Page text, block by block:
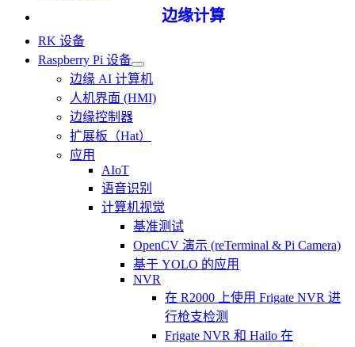
边缘计算
RK 设备
Raspberry Pi 设备
边缘 AI 计算机
人机界面 (HMI)
边缘控制器
扩展板（Hat）
应用
AIoT
语音识别
计算机视觉
基准测试
OpenCV 演示 (reTerminal & Pi Camera)
基于 YOLO 的应用
NVR
在 R2000 上使用 Frigate NVR 进
行枪支检测
Frigate NVR 和 Hailo 在